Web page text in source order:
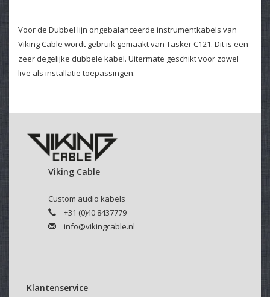
Voor de Dubbel lijn ongebalanceerde instrumentkabels van
Viking Cable wordt gebruik gemaakt van Tasker C121. Dit is een
zeer degelijke dubbele kabel. Uitermate geschikt voor zowel
live als installatie toepassingen.
Viking Cable
Custom audio kabels
+31 (0)40 8437779
info@vikingcable.nl
Klantenservice